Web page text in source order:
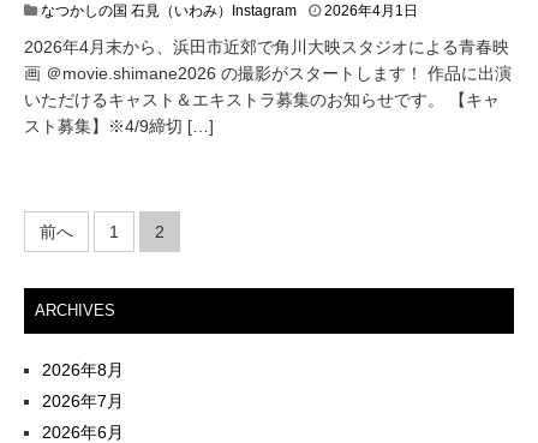
なつかしの国 石見（いわみ）Instagram 2026年4月1日
2026年4月末から、浜田市近郊で角川大映スタジオによる青春映
画 ＠movie.shimane2026 の撮影がスタートします！ 作品に出演
いただけるキャスト＆エキストラ募集のお知らせです。 【キャ
スト募集】※4/9締切 […]
投
稿
ナ
ビ
ゲ
前へ 1 2
ARCHIVES
2026年8月
2026年7月
2026年6月